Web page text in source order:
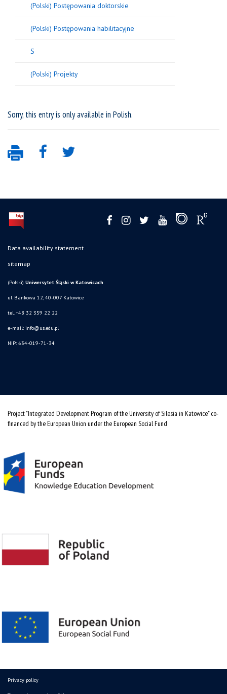
Sorry, this entry is only available in Polish.
(Polski) Postępowania doktorskie
(Polski) Postępowania habilitacyjne
S
(Polski) Projekty
Data availability statement
sitemap
(Polski) Uniwersytet Śląski w Katowicach
ul. Bankowa 12, 40-007 Katowice
tel. +48 32 359 22 22
e-mail: info@us.edu.pl
NIP: 634-019-71-34
Project "Integrated Development Program of the University of Silesia in Katowice" co-
financed by the European Union under the European Social Fund
Privacy policy